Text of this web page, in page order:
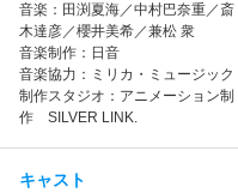
音楽：田渕夏海／中村巴奈重／斎
木達彦／櫻井美希／兼松 衆
音楽制作：日音
音楽協力：ミリカ・ミュージック
制作スタジオ：アニメーション制
作 SILVER LINK.
キャスト